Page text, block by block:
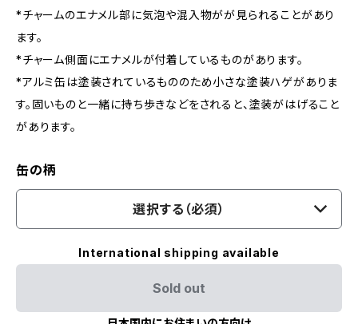
*チャームのエナメル部に気泡や混入物がが見られることがあり
ます。
*チャーム側面にエナメルが付着しているものがあります。
*アルミ缶は塗装されているもののため小さな塗装ハゲがありま
す。固いものと一緒に持ち歩きなどをされると、塗装がはげること
があります。
缶の柄
選択する（必須）
International shipping available
Sold out